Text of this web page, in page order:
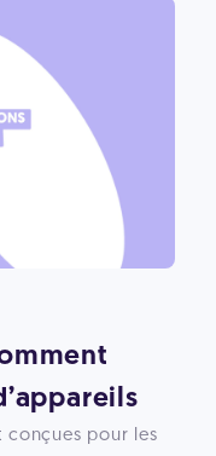
conçues pour les